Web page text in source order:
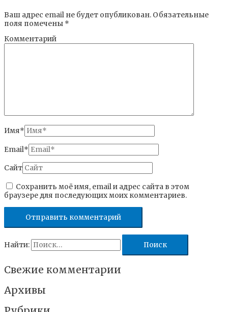
Ваш адрес email не будет опубликован. Обязательные
поля помечены *
Комментарий
Имя*
Email*
Сайт
Сохранить моё имя, email и адрес сайта в этом
браузере для последующих моих комментариев.
Найти:
Свежие комментарии
Архивы